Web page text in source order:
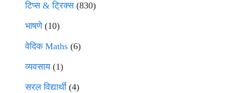
टिप्स & ट्रिक्स(830)
भाषणे(10)
वेदिक Maths (6)
व्यवसाय(1)
सरल विद्यार्थी(4)